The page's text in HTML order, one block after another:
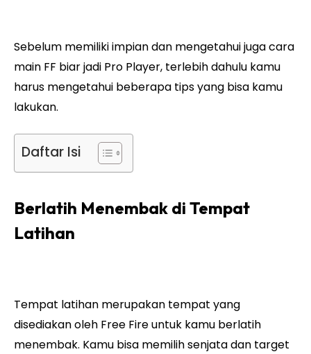
Sebelum memiliki impian dan mengetahui juga cara
main FF biar jadi Pro Player, terlebih dahulu kamu
harus mengetahui beberapa tips yang bisa kamu
lakukan.
Daftar Isi
Berlatih Menembak di Tempat
Latihan
Tempat latihan merupakan tempat yang
disediakan oleh Free Fire untuk kamu berlatih
menembak. Kamu bisa memilih senjata dan target